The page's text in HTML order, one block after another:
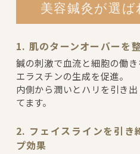
美容鍼灸が選ば
1. 肌のターンオーバーを
鍼の刺激で血流と細胞の働
エラスチンの生成を促進。
内側から潤いとハリを引き
てます。
2. フェイスラインを引き
プ効果